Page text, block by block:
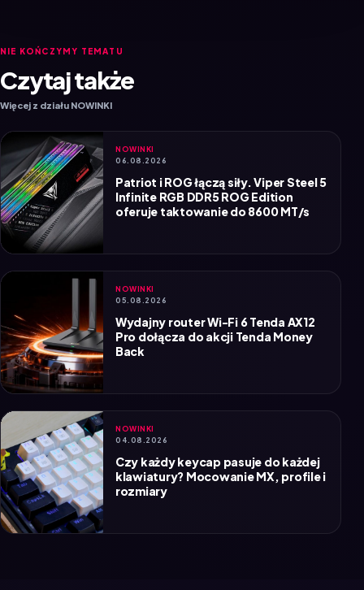
NIE KOŃCZYMY TEMATU
Czytaj także
Więcej z działu NOWINKI
NOWINKI
06.08.2026
Patriot i ROG łączą siły. Viper Steel 5
Infinite RGB DDR5 ROG Edition
oferuje taktowanie do 8600 MT/s
NOWINKI
05.08.2026
Wydajny router Wi-Fi 6 Tenda AX12
Pro dołącza do akcji Tenda Money
Back
NOWINKI
04.08.2026
Czy każdy keycap pasuje do każdej
klawiatury? Mocowanie MX, profile i
rozmiary